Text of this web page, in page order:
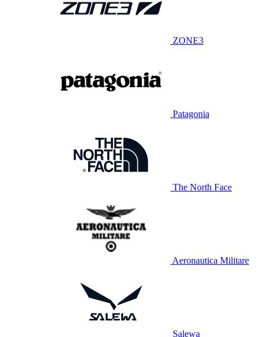
ZONE3
Patagonia
The North Face
Aeronautica Militare
Salewa